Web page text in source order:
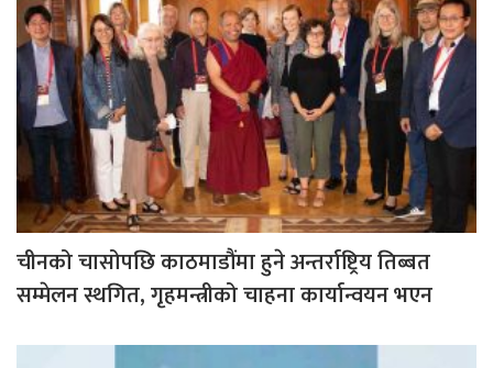
चीनको चासोपछि काठमाडौंमा हुने अन्तर्राष्ट्रिय तिब्बत
सम्मेलन स्थगित, गृहमन्त्रीको चाहना कार्यान्वयन भएन